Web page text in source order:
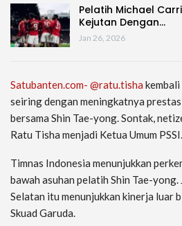
Pelatih Michael
Kejutan Dengan…
Jan 26, 2026
Satubanten.com- @ratu.tisha
seiring dengan meningkatnya
bersama Shin Tae-yong. Sontak,
Ratu Tisha menjadi Ketua Umum PSSI.
Timnas Indonesia menunjukkan
bawah asuhan pelatih Shin Tae-
Selatan itu menunjukkan kinerja luar
Skuad Garuda.